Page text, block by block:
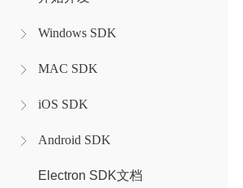
Windows SDK
MAC SDK
iOS SDK
Android SDK
Electron SDK文档